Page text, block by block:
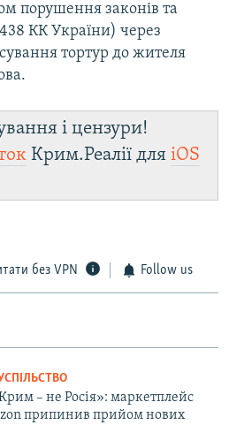
порушення законів та
КК України) через
тортур до жителя
і цензури!
Крим.Реалії для iOS
без VPN Follow us
– не Росія»: маркетплейс
припинив прийом нових